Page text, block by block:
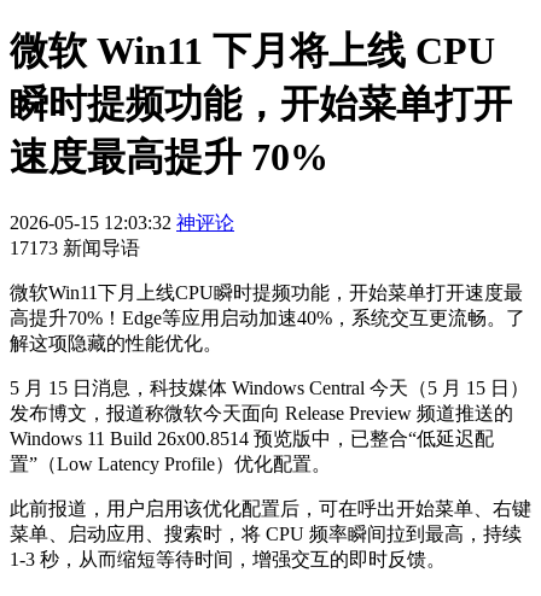
微软 Win11 下月将上线 CPU
瞬时提频功能，开始菜单打开
速度最高提升 70%
2026-05-15 12:03:32 神评论
17173 新闻导语
微软Win11下月上线CPU瞬时提频功能，开始菜单打开速度最
高提升70%！Edge等应用启动加速40%，系统交互更流畅。了
解这项隐藏的性能优化。
5 月 15 日消息，科技媒体 Windows Central 今天（5 月 15 日）
发布博文，报道称微软今天面向 Release Preview 频道推送的
Windows 11 Build 26x00.8514 预览版中，已整合“低延迟配
置”（Low Latency Profile）优化配置。
此前报道，用户启用该优化配置后，可在呼出开始菜单、右键
菜单、启动应用、搜索时，将 CPU 频率瞬间拉到最高，持续
1-3 秒，从而缩短等待时间，增强交互的即时反馈。